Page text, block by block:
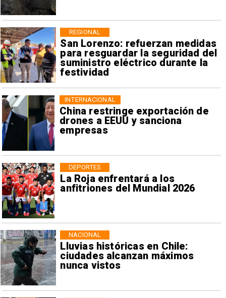
San Lorenzo: refuerzan medidas
para resguardar la seguridad del
suministro eléctrico durante la
festividad
REGIONAL
China restringe exportación de
drones a EEUU y sanciona
empresas
INTERNACIONAL
La Roja enfrentará a los
anfitriones del Mundial 2026
DEPORTES
Lluvias históricas en Chile:
ciudades alcanzan máximos
nunca vistos
NACIONAL